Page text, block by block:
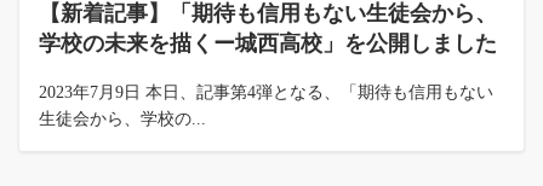
【新着記事】「期待も信用もない生徒会から、
学校の未来を描くー城西高校」を公開しました
2023年7月9日 本日、記事第4弾となる、「期待も信用もない
生徒会から、学校の...